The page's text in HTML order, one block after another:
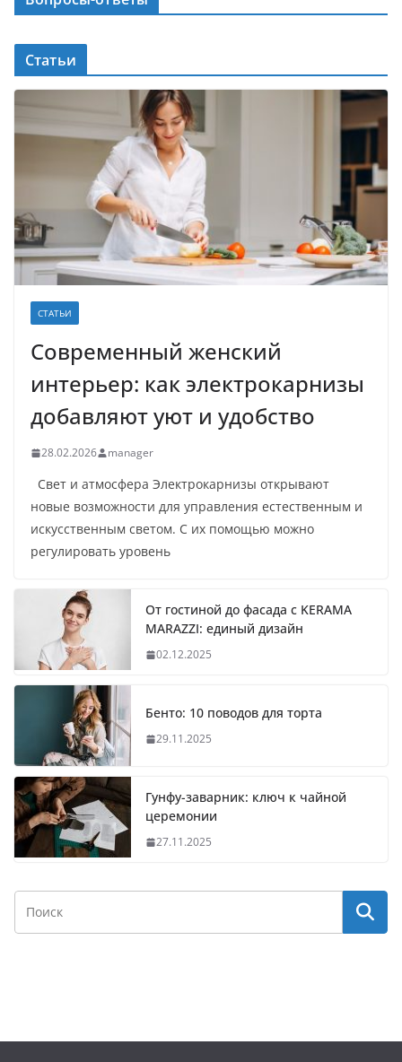
Статьи
СТАТЬИ
Современный женский
интерьер: как электрокарнизы
добавляют уют и удобство
28.02.2026 manager
Свет и атмосфера Электрокарнизы открывают
новые возможности для управления естественным и
искусственным светом. С их помощью можно
регулировать уровень
От гостиной до фасада с KERAMA
MARAZZI: единый дизайн
02.12.2025
Бенто: 10 поводов для торта
29.11.2025
Гунфу-заварник: ключ к чайной
церемонии
27.11.2025